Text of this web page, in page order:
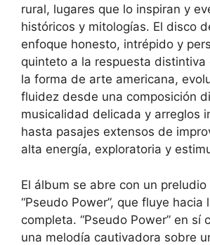
rural, lugares que lo inspiran y
históricos y mitologías. El disco
enfoque honesto, intrépido y
quinteto a la respuesta distintiva
la forma de arte americana,
fluidez desde una composición
musicalidad delicada y arreglos
hasta pasajes extensos de
alta energía, exploratoria y
El álbum se abre con un preludio
“Pseudo Power”, que fluye hacia
completa. “Pseudo Power” en sí
una melodía cautivadora sobre